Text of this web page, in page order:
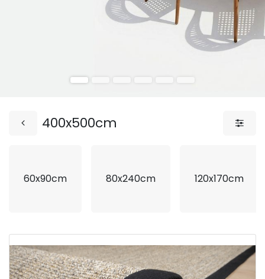
400x500cm
60x90cm 80x240cm 120x170cm